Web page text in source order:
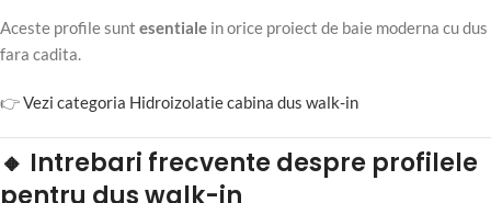
Aceste profile sunt esentiale in orice proiect de baie moderna cu dus
fara cadita.
👉Vezi categoria Hidroizolatie cabina dus walk-in
🔸 Intrebari frecvente despre profilele
pentru dus walk-in